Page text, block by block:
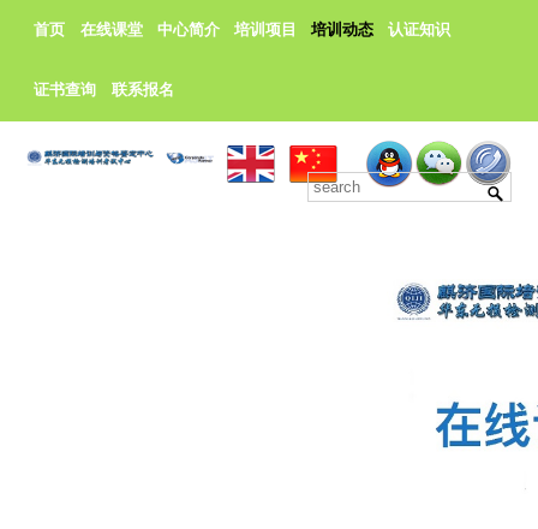
首页 在线课堂 中心简介 培训项目 培训动态 认证知识
证书查询 联系报名